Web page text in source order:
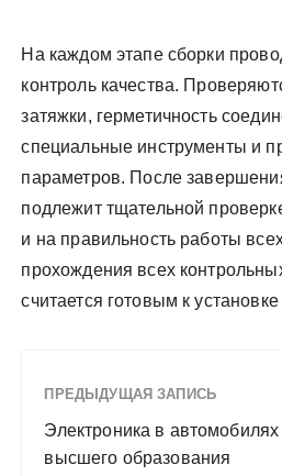
На каждом этапе сборки
контроль качества.
затяжки, герметичность
специальные инструменты и
параметров. После
подлежит тщательной
и на правильность работы
прохождения всех
считается готовым к
ПРЕДЫДУЩАЯ ЗАПИСЬ
Электроника в
высшего образования